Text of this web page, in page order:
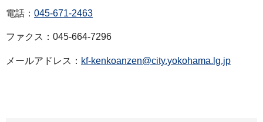
電話： 045-671-2463
ファクス：045-664-7296
メールアドレス： kf-kenkoanzen@city.yokohama.lg.jp